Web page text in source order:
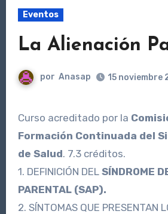
Eventos
La Alienación
por Anasap 15 noviembre
Curso acreditado por la
Formación Continuada del
de Salud. 7.3 créditos.
1. DEFINICIÓN DEL SÍNDROME
PARENTAL (SAP).
2. SÍNTOMAS QUE PRESENTAN